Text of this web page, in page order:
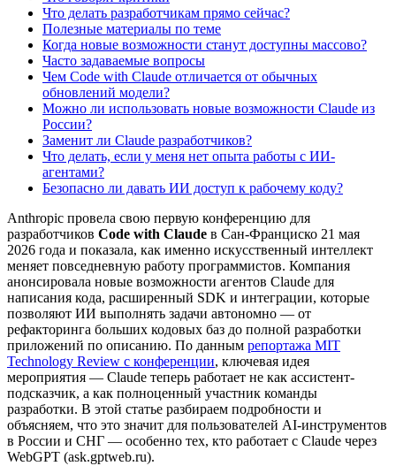
Что делать разработчикам прямо сейчас?
Полезные материалы по теме
Когда новые возможности станут доступны массово?
Часто задаваемые вопросы
Чем Code with Claude отличается от обычных
обновлений модели?
Можно ли использовать новые возможности Claude из
России?
Заменит ли Claude разработчиков?
Что делать, если у меня нет опыта работы с ИИ-
агентами?
Безопасно ли давать ИИ доступ к рабочему коду?
Anthropic провела свою первую конференцию для
разработчиков Code with Claude в Сан-Франциско 21 мая
2026 года и показала, как именно искусственный интеллект
меняет повседневную работу программистов. Компания
анонсировала новые возможности агентов Claude для
написания кода, расширенный SDK и интеграции, которые
позволяют ИИ выполнять задачи автономно — от
рефакторинга больших кодовых баз до полной разработки
приложений по описанию. По данным репортажа MIT
Technology Review с конференции, ключевая идея
мероприятия — Claude теперь работает не как ассистент-
подсказчик, а как полноценный участник команды
разработки. В этой статье разбираем подробности и
объясняем, что это значит для пользователей AI-инструментов
в России и СНГ — особенно тех, кто работает с Claude через
WebGPT (ask.gptweb.ru).